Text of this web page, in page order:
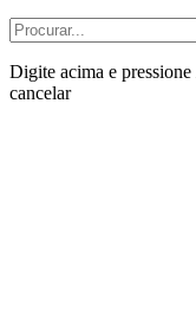
Digite acima e pressione
cancelar